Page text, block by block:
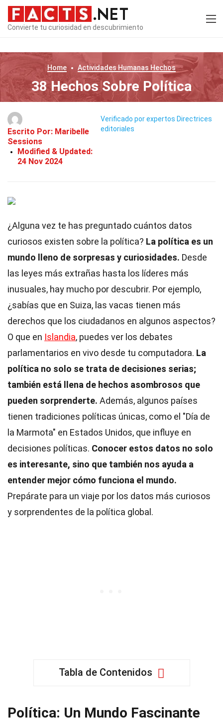
Convierte tu curiosidad en descubrimiento
Home Actividades Humanas Hechos
38 Hechos Sobre Política
Escrito Por: Maribelle
Sessions
Modified & Updated:
24 Nov 2024
Verificado por expertos Directrices
editoriales
¿Alguna vez te has preguntado cuántos datos
curiosos existen sobre la política? La política es un
mundo lleno de sorpresas y curiosidades. Desde
las leyes más extrañas hasta los líderes más
inusuales, hay mucho por descubrir. Por ejemplo,
¿sabías que en Suiza, las vacas tienen más
derechos que los ciudadanos en algunos aspectos?
O que en Islandia, puedes ver los debates
parlamentarios en vivo desde tu computadora. La
política no solo se trata de decisiones serias;
también está llena de hechos asombrosos que
pueden sorprenderte. Además, algunos países
tienen tradiciones políticas únicas, como el "Día de
la Marmota" en Estados Unidos, que influye en
decisiones políticas. Conocer estos datos no solo
es interesante, sino que también nos ayuda a
entender mejor cómo funciona el mundo.
Prepárate para un viaje por los datos más curiosos
y sorprendentes de la política global.
Tabla de Contenidos
Política: Un Mundo Fascinante